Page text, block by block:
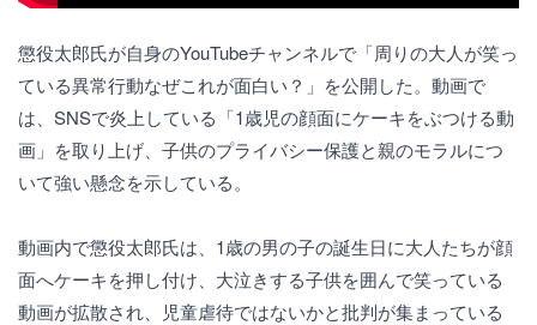
懲役太郎氏が自身のYouTubeチャンネルで「周りの大人が笑っ
ている異常行動なぜこれが面白い？」を公開した。動画で
は、SNSで炎上している「1歳児の顔面にケーキをぶつける動
画」を取り上げ、子供のプライバシー保護と親のモラルにつ
いて強い懸念を示している。
動画内で懲役太郎氏は、1歳の男の子の誕生日に大人たちが顔
面へケーキを押し付け、大泣きする子供を囲んで笑っている
動画が拡散され、児童虐待ではないかと批判が集まっている